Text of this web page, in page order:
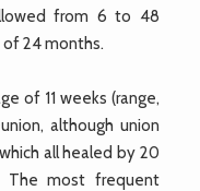
from 6 to 48
24 months.
of 11 weeks (range,
although union
all healed by 20
The most frequent